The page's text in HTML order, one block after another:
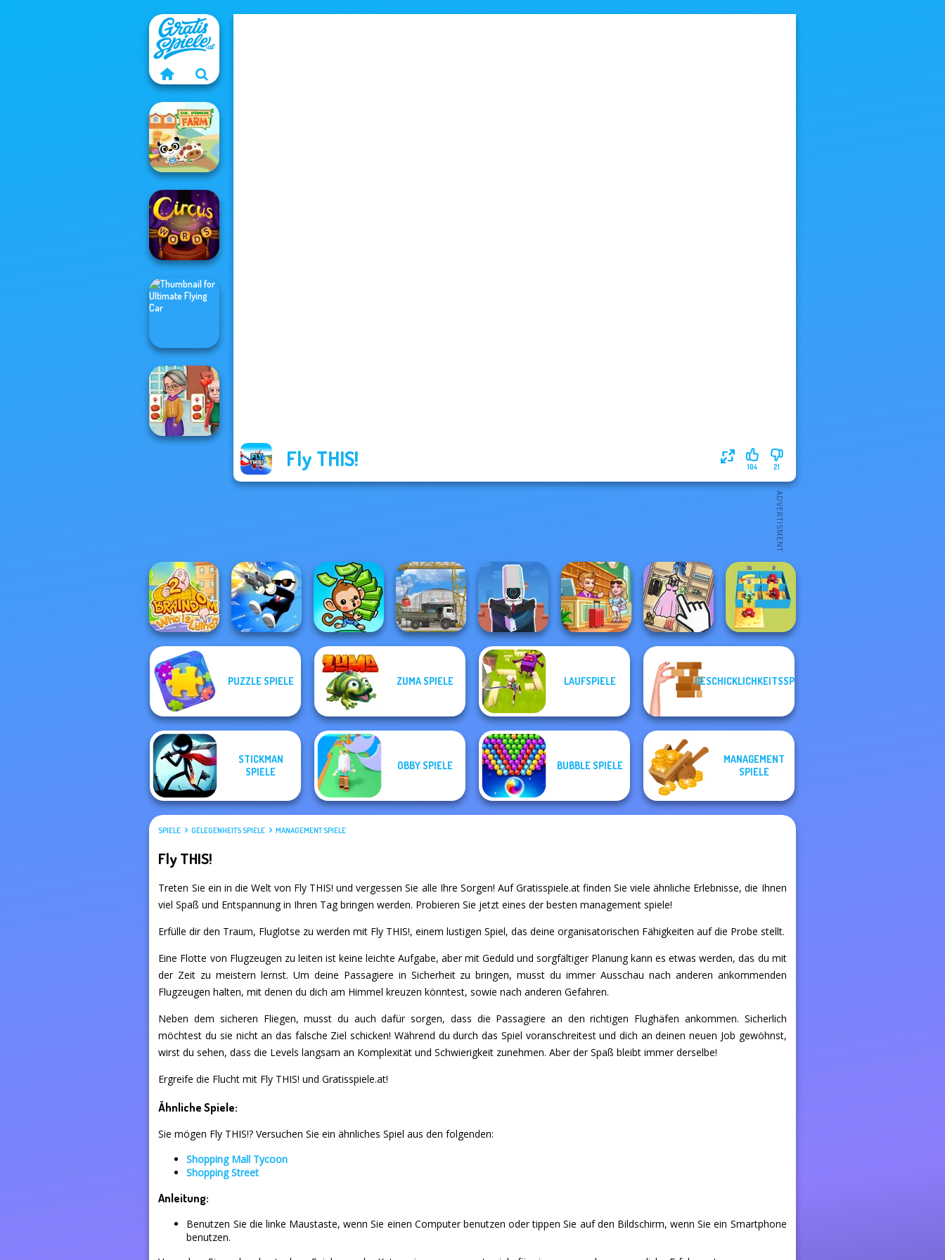
Fly THIS! 21
104
Dr. Panda Farm
Ultimate Flying
Braindom 2:
Who is Lying?
Mini Monkey Mart
Cameraman vs
Toilets Puzzle
Hotel Fever
Organize It
Alphabet Lore
PUZZLE SPIELE ZUMA SPIELE LAUFSPIELE GESCHICKLICHKEITSSPIELE
STICKMAN
SPIELE
OBBY SPIELE BUBBLE SPIELE
MANAGEMENT
SPIELE
SPIELE GELEGENHEITS SPIELE MANAGEMENT SPIELE
Fly THIS!
Treten Sie ein in die Welt von Fly THIS! und vergessen Sie alle Ihre Sorgen! Auf Gratisspiele.at finden Sie viele ähnliche Erlebnisse, die Ihnen
viel Spaß und Entspannung in Ihren Tag bringen werden. Probieren Sie jetzt eines der besten management spiele!
Erfülle dir den Traum, Fluglotse zu werden mit Fly THIS!, einem lustigen Spiel, das deine organisatorischen Fähigkeiten auf die Probe stellt.
Eine Flotte von Flugzeugen zu leiten ist keine leichte Aufgabe, aber mit Geduld und sorgfältiger Planung kann es etwas werden, das du mit
der Zeit zu meistern lernst. Um deine Passagiere in Sicherheit zu bringen, musst du immer Ausschau nach anderen ankommenden
Flugzeugen halten, mit denen du dich am Himmel kreuzen könntest, sowie nach anderen Gefahren.
Neben dem sicheren Fliegen, musst du auch dafür sorgen, dass die Passagiere an den richtigen Flughäfen ankommen. Sicherlich
möchtest du sie nicht an das falsche Ziel schicken! Während du durch das Spiel voranschreitest und dich an deinen neuen Job gewöhnst,
wirst du sehen, dass die Levels langsam an Komplexität und Schwierigkeit zunehmen. Aber der Spaß bleibt immer derselbe!
Ergreife die Flucht mit Fly THIS! und Gratisspiele.at!
Ähnliche Spiele:
Sie mögen Fly THIS!? Versuchen Sie ein ähnliches Spiel aus den folgenden:
Shopping Mall Tycoon
Shopping Street
Anleitung:
Benutzen Sie die linke Maustaste, wenn Sie einen Computer benutzen oder tippen Sie auf den Bildschirm, wenn Sie ein Smartphone
benutzen.